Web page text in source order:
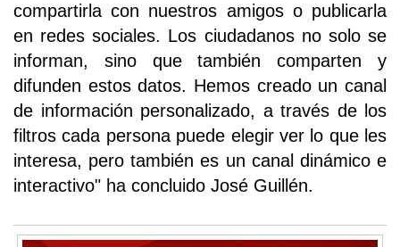
compartirla con nuestros amigos o publicarla
en redes sociales. Los ciudadanos no solo se
informan, sino que también comparten y
difunden estos datos. Hemos creado un canal
de información personalizado, a través de los
filtros cada persona puede elegir ver lo que les
interesa, pero también es un canal dinámico e
interactivo" ha concluido José Guillén.